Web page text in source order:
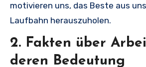
motivieren uns, das Beste aus
Laufbahn herauszuholen.
2. Fakten über
deren Bedeutung